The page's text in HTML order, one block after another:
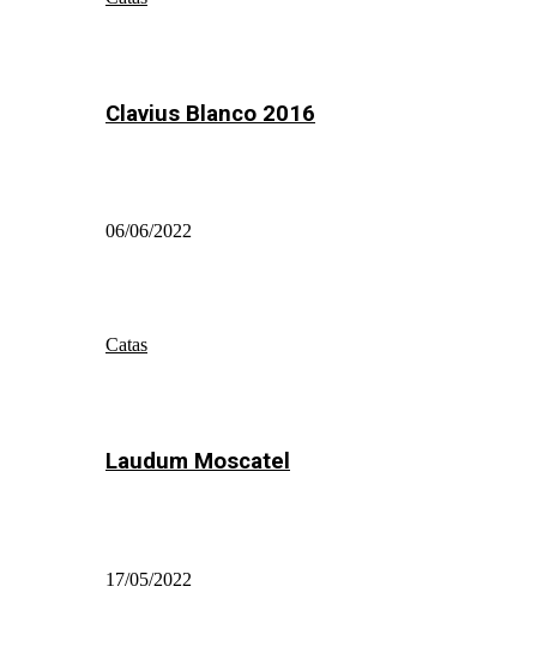
Clavius Blanco 2016
06/06/2022
Catas
Laudum Moscatel
17/05/2022